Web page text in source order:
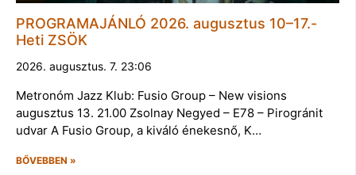
PROGRAMAJÁNLÓ 2026. augusztus 10–17.-
Heti ZSÖK
2026. augusztus. 7. 23:06
Metronóm Jazz Klub: Fusio Group – New visions
augusztus 13. 21.00 Zsolnay Negyed – E78 – Pirogránit
udvar A Fusio Group, a kiváló énekesnő, K…
BŐVEBBEN »